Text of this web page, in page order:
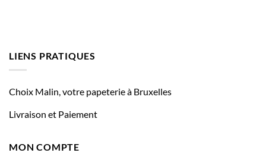
LIENS PRATIQUES
Choix Malin, votre papeterie à Bruxelles
Livraison et Paiement
MON COMPTE